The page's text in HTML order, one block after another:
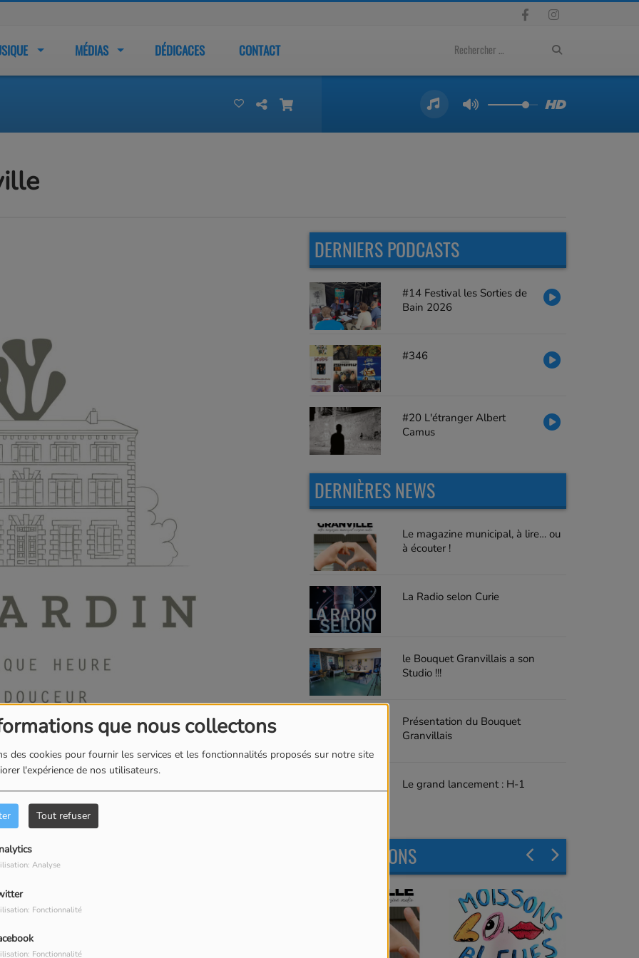
que nous collectons
des cookies pour fournir les services et les fonctionnalités proposés sur notre site
l'expérience de nos utilisateurs.
Tout refuser
Analyse
Fonctionnalité
Fonctionnalité
MÉDIAS DÉDICACES CONTACT
ci dessus sur
ou un Mac,
DERNIERS PODCASTS
#14 Festival les Sorties de
Bain 2026
#346
#20 L'étranger Albert
Camus
DERNIÈRES NEWS
Le magazine municipal, à lire… ou
à écouter !
La Radio selon Curie
le Bouquet Granvillais a son
Studio !!!
Présentation du Bouquet
Granvillais
Le grand lancement : H-1
LES ÉMISSIONS